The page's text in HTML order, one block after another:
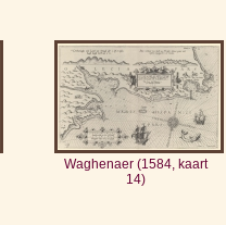
Waghenaer (1584, kaart
14)